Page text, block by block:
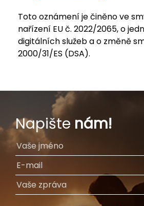
Toto oznámení je činěno ve
nařízení EU č. 2022/2065, o
digitálních služeb a o změně
2000/31/ES (DSA).
Napište nám!